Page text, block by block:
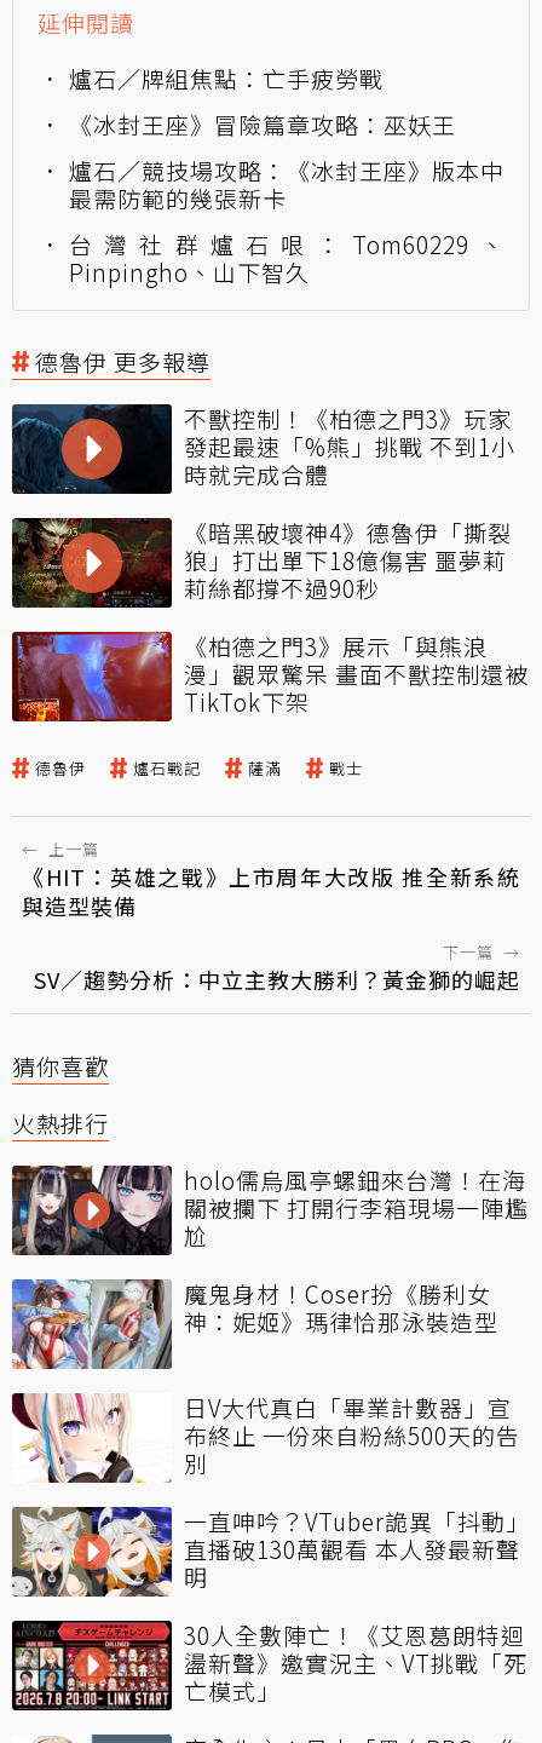
延伸閱讀
爐石／牌組焦點：亡手疲勞戰
《冰封王座》冒險篇章攻略：巫妖王
爐石／競技場攻略：《冰封王座》版本中
最需防範的幾張新卡
台灣社群爐石哏：Tom60229、
Pinpingho、山下智久
德魯伊 更多報導
不獸控制！《柏德之門3》玩家
發起最速「%熊」挑戰 不到1小
時就完成合體
《暗黑破壞神4》德魯伊「撕裂
狼」打出單下18億傷害 噩夢莉
莉絲都撐不過90秒
《柏德之門3》展示「與熊浪
漫」觀眾驚呆 畫面不獸控制還被
TikTok下架
德魯伊 爐石戰記 薩滿 戰士
← 上一篇
《HIT：英雄之戰》上市周年大改版 推全新系統
與造型裝備
下一篇 →
SV／趨勢分析：中立主教大勝利？黃金獅的崛起
猜你喜歡
火熱排行
holo儒烏風亭螺鈿來台灣！在海
關被攔下 打開行李箱現場一陣尷
尬
魔鬼身材！Coser扮《勝利女
神：妮姬》瑪律恰那泳裝造型
日V大代真白「畢業計數器」宣
布終止 一份來自粉絲500天的告
別
一直呻吟？VTuber詭異「抖動」
直播破130萬觀看 本人發最新聲
明
30人全數陣亡！《艾恩葛朗特迴
盪新聲》邀實況主、VT挑戰「死
亡模式」